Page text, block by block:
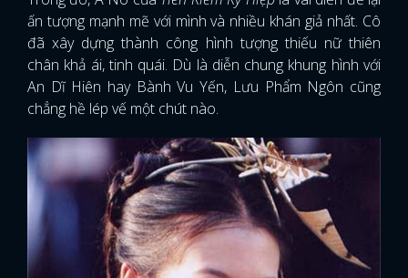
ấn tượng mạnh mẽ với mình và nhiều khán giả nhất. Cô
đã xây dựng thành công hình tượng thiếu nữ thiên
chân khả ái, tinh quái. Dù là diễn chung khung hình với
An Dĩ Hiên hay Bành Vu Yến, Lưu Phẩm Ngôn cũng
chẳng hề lép vế một chút nào.